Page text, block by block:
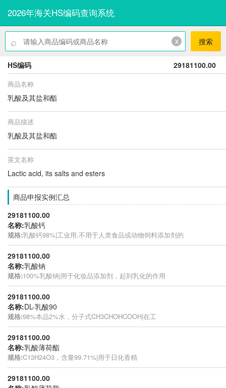
2026年海关HS编码查询系统
⌕ x 搜索
HS编码 29181100.00
商品名称
乳酸及其盐和酯
商品描述
乳酸及其盐和酯
英文名称
Lactic acid, its salts and esters
商品申报实例汇总
29181100.00
名称:乳酸钙
规格:乳酸钙98%|工业用,不用于人类食品或动物饲料添加剂的
29181100.00
名称:乳酸钠
规格:100%乳酸钠|用于化妆品添加剂，起到乳化的作用
29181100.00
名称:DL-乳酸90
规格:98%本品2%水，分子式CH3CHOHCOOH|在工
29181100.00
名称:乳酸薄荷酯
规格:C13H24O3，含量99.71%|用于日化香精
29181100.00